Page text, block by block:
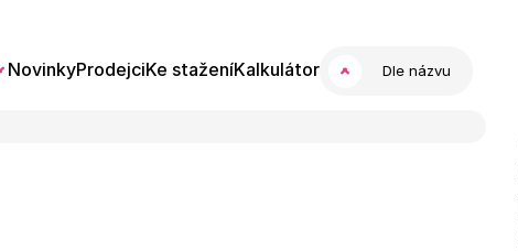
NovinkyProdejciKe staženíKalkulátor Dle názvu